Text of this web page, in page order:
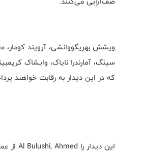
ویشش بهریگووانشی، آرویند کومار،
سینگ، آمارندرا نایاک، وایشاک
که در این دیدار به رقابت خواهند